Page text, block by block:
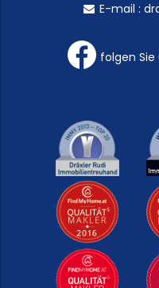
E-mail :
folgen